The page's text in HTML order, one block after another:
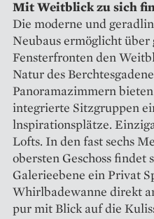
Mit Weitblick zu sich
Die moderne und
Neubaus ermöglicht
Fensterfronten den
Natur des
Panoramazimmern
integrierte Sitzgruppen
lnspirationsplätze.
Lofts. In den fast sechs
obersten Geschoss findet
Galerieebene ein Privat
Whirlbadewanne direkt
pur mit Blick auf die